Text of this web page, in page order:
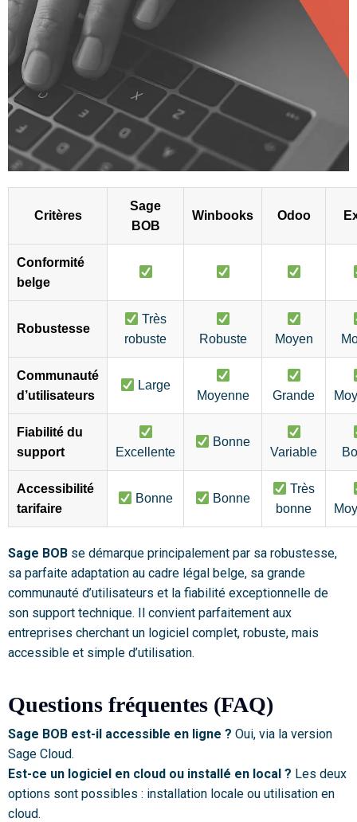
Critères
Sage
BOB
Winbooks Odoo
Conformité
belge
Robustesse
Très
robuste
Robuste Moyen
Communauté
d’utilisateurs
Large
Moyenne Grande
Fiabilité du
support
Excellente
Bonne
Variable
Accessibilité
tarifaire
Bonne Bonne
Très
bonne
Sage BOB se démarque principalement par sa robustesse,
sa parfaite adaptation au cadre légal belge, sa grande
communauté d’utilisateurs et la fiabilité exceptionnelle de
son support technique. Il convient parfaitement aux
entreprises cherchant un logiciel complet, robuste, mais
accessible et simple d’utilisation.
Questions fréquentes (FAQ)
Sage BOB est-il accessible en ligne ? Oui, via la version
Sage Cloud.
Est-ce un logiciel en cloud ou installé en local ? Les deux
options sont possibles : installation locale ou utilisation en
cloud.